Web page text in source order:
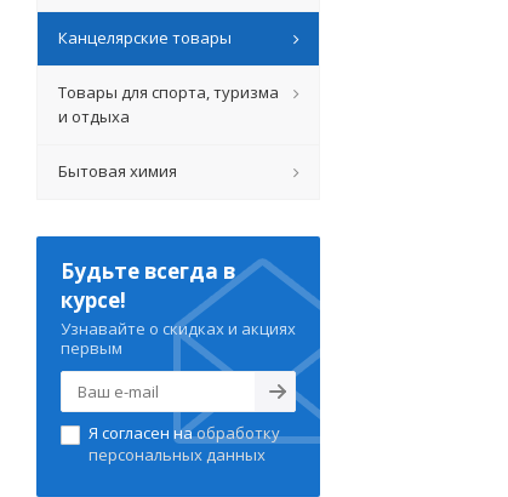
Канцелярские товары
Товары для спорта, туризма
и отдыха
Бытовая химия
Будьте всегда в
курсе!
Узнавайте о скидках и акциях
первым
Я согласен наобработку
персональных данных